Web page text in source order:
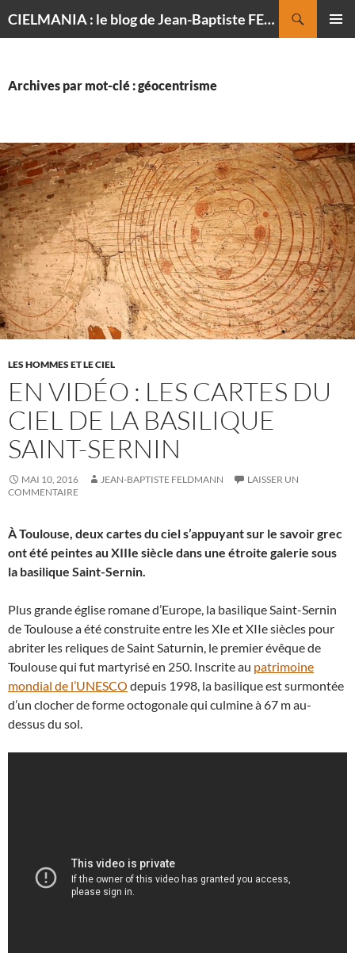
CIELMANIA : le blog de Jean-Baptiste FELDMANN, photographe du ciel
Archives par mot-clé : géocentrisme
LES HOMMES ET LE CIEL
EN VIDÉO : LES CARTES DU
CIEL DE LA BASILIQUE
SAINT-SERNIN
MAI 10, 2016 JEAN-BAPTISTE FELDMANN
LAISSER UN
COMMENTAIRE
À Toulouse, deux cartes du ciel s’appuyant sur le savoir grec
ont été peintes au XIIIe siècle dans une étroite galerie sous
la basilique Saint-Sernin.
Plus grande église romane d’Europe, la basilique Saint-Sernin
de Toulouse a été construite entre les XIe et XIIe siècles pour
abriter les reliques de Saint Saturnin, le premier évêque de
Toulouse qui fut martyrisé en 250. Inscrite au patrimoine
mondial de l’UNESCO depuis 1998, la basilique est surmontée
d’un clocher de forme octogonale qui culmine à 67 m au-
dessus du sol.